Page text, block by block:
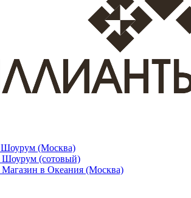
Шоурум (Москва)
Шоурум (сотовый)
Магазин в Океания (Москва)